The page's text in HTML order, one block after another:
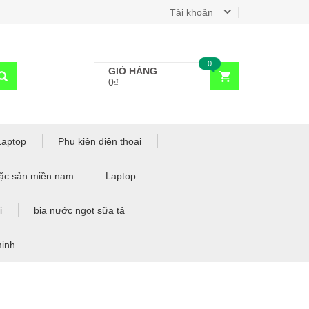
Tài khoản
GIỎ HÀNG
0₫
0
Phụ kiện điện thoại
sản miền nam Laptop
bia nước ngọt sữa tả